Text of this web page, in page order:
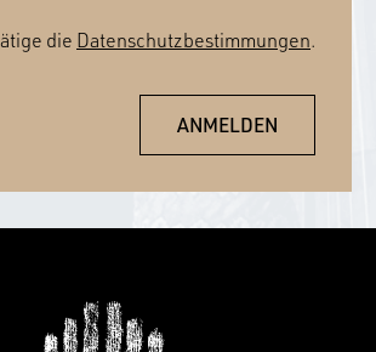
die Datenschutzbestimmungen.